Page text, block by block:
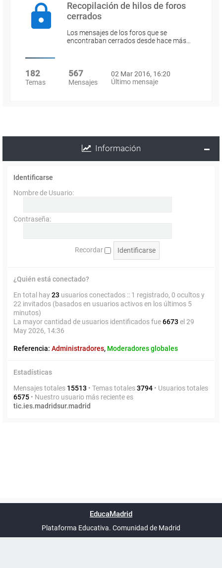
Recopilación de hilos de foros
cerrados
Los mensajes de los foros que se
encontraban cerrados desde hace más…
182
Temas
567
Mensajes
02 Mar 2016, 16:20
Último mensaje
Información
Identificarse
Nombre de Usuario:
Contraseña:
Recordar
¿Quién está conectado?
En total hay23 usuarios conectados :: 1 registrado, 0 ocultos y
22 invitados (basados en usuarios activos en los últimos 5
minutos)
La mayor cantidad de usuarios identificados fue6673 el 29
May 2026, 14:36
Referencia: Administradores, Moderadores globales
Estadísticas
Mensajes totales 15513 • Temas totales3794 • Usuarios totales
6575 • Nuestro usuario más reciente es
tic.ies.madridsur.madrid
UTC+02:00
phpBB España
EducaMadrid
Plataforma Educativa. Comunidad de Madrid